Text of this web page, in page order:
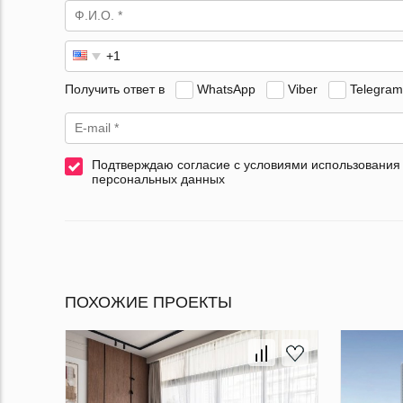
Получить ответ в WhatsApp Viber Telegram
Подтверждаю согласие с условиями использования
персональных данных
ПОХОЖИЕ ПРОЕКТЫ